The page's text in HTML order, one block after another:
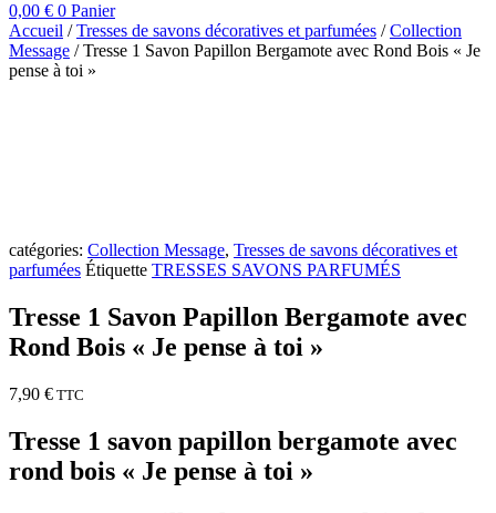
0,00 € 0 Panier
Accueil /Tresses de savons décoratives et parfumées /Collection
Message / Tresse 1 Savon Papillon Bergamote avec Rond Bois « Je
pense à toi »
catégories: Collection Message, Tresses de savons décoratives et
parfumées Étiquette TRESSES SAVONS PARFUMÉS
Tresse 1 Savon Papillon Bergamote avec
Rond Bois « Je pense à toi »
7,90 € TTC
Tresse 1 savon papillon bergamote avec
rond bois « Je pense à toi »